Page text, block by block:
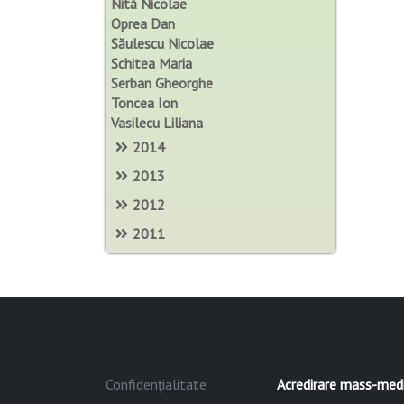
Oprea Dan
Săulescu Nicolae
Schitea Maria
Serban Gheorghe
Toncea Ion
Vasilecu Liliana
2014
2013
2012
2011
Confidențialitate Acredirare mass-